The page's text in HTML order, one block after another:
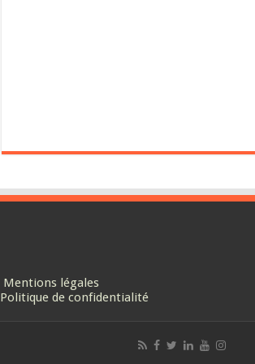
Mentions légales
Politique de confidentialité